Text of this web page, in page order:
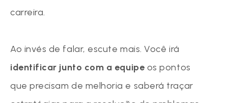
carreira.
Ao invés de falar, escute mais. Você irá
identificar junto com a equipe os pontos
que precisam de melhoria e saberá traçar